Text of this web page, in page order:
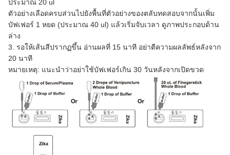
ประมาณ 20 ul
ตัวอย่างเลือดครบส่วนไปยังพื้นที่ตัวอย่างของตลับทดสอบจากนั้นเพิ่ม
บัฟเฟอร์ 1 หยด (ประมาณ 40 ul) แล้วเริ่มจับเวลา ดูภาพประกอบด้าน
ล่าง
3. รอให้เส้นสีปรากฏขึ้น อ่านผลที่ 15 นาที อย่าตีความผลลัพธ์หลังจาก
20 นาที
หมายเหตุ: แนะนำว่าอย่าใช้บัฟเฟอร์เกิน 30 วันหลังจากเปิดขวด